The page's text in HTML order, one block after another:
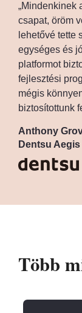
„Mindenkinek
csapat, öröm
lehetővé tette
egységes és
platformot
fejlesztési
mégis
biztosítottunk
Anthony
Dentsu
Több